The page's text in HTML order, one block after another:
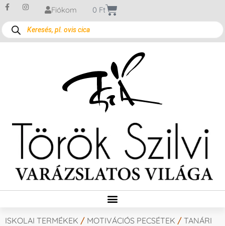
Fiókom 0 Ft
ISKOLAI TERMÉKEK / MOTIVÁCIÓS PECSÉTEK / TANÁRI